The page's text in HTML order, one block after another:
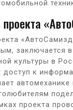
заключается в
культуры в
доступ к
автомеханике
проекта